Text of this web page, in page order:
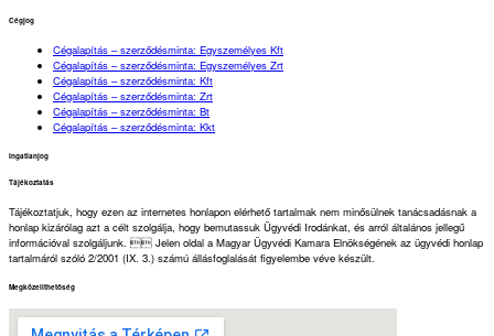
Cégjog
Cégalapítás – szerződésminta: Egyszemélyes Kft
Cégalapítás – szerződésminta: Egyszemélyes Zrt
Cégalapítás – szerződésminta: Kft
Cégalapítás – szerződésminta: Zrt
Cégalapítás – szerződésminta: Bt
Cégalapítás – szerződésminta: Kkt
Ingatlanjog
Tájékoztatás
Tájékoztatjuk, hogy ezen az internetes honlapon elérhető tartalmak nem minősülnek tanácsadásnak a
honlap kizárólag azt a célt szolgálja, hogy bemutassuk Ügyvédi Irodánkat, és arról általános jellegű
információval szolgáljunk.  Jelen oldal a Magyar Ügyvédi Kamara Elnökségének az ügyvédi honlap
tartalmáról szóló 2/2001 (IX. 3.) számú állásfoglalását figyelembe véve készült.
Megközelíthetőség